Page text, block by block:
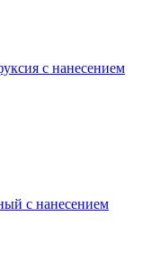
с нанесением
с нанесением